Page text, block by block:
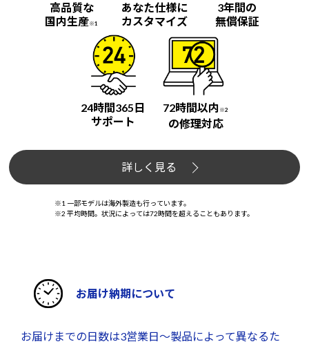
高品質な
国内生産※1
あなた仕様に
カスタマイズ
3年間の
無償保証
24時間365日
サポート
72時間以内 ※2
の修理対応
詳しく見る
※1 一部モデルは海外製造も行っています。
※2 平均時間。状況によっては72時間を超えることもあります。
お届け納期について
お届けまでの日数は3営業日～製品によって異なるた